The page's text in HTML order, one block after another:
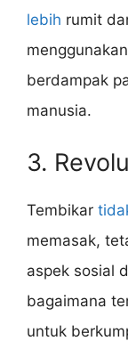
lebih rumit
berdampak
manusia.
3.
Tembikar
memasak,
aspek sosial
bagaimana
untuk